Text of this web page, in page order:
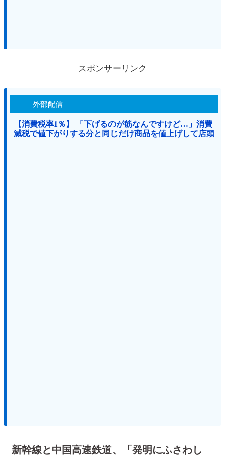
スポンサーリンク
外部配信
【消費税率1％】 「下げるのが筋なんですけど…」消費
減税で値下がりする分と同じだけ商品を値上げして店頭
価格を変えない店も
新幹線と中国高速鉄道、「発明にふさわし